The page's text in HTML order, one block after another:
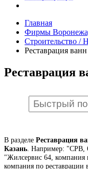
Главная
Фирмы Воронежа,
Строительство /
Реставрация ванн
Реставрация
В разделе Реставрация
Казань. Например: "СРВ,
"Жилсервис 64,
компания по реставрации